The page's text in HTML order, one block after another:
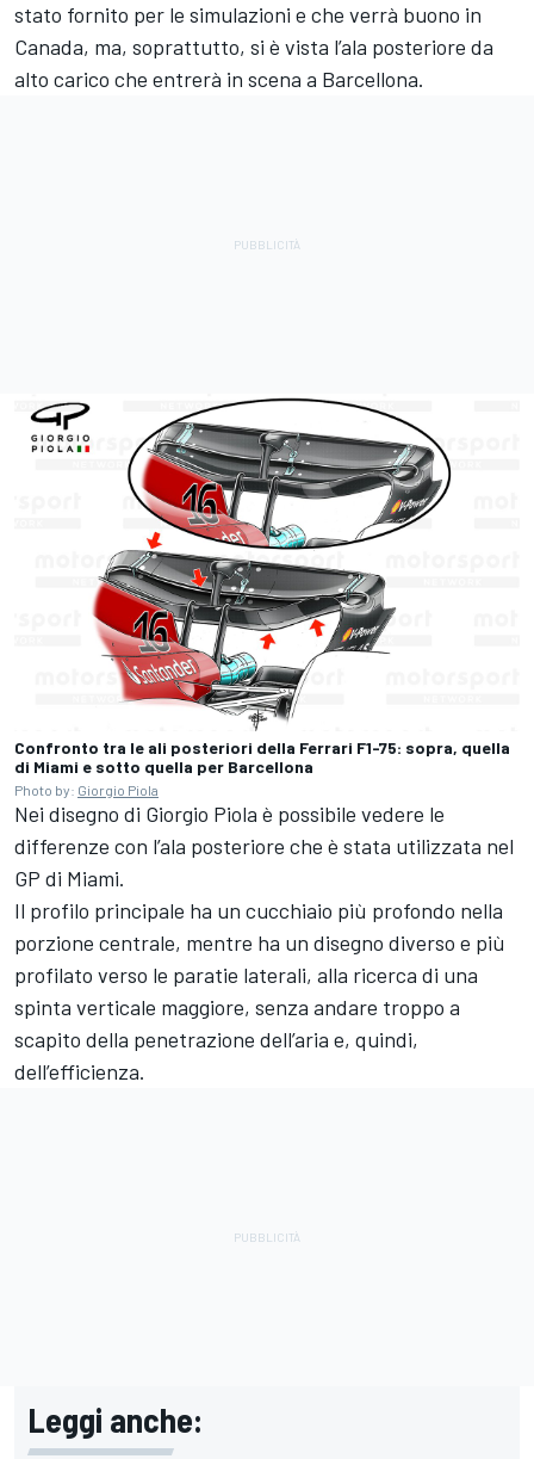
stato fornito per le simulazioni e che verrà buono in
Canada, ma, soprattutto, si è vista l’ala posteriore da
alto carico che entrerà in scena a Barcellona.
Confronto tra le ali posteriori della Ferrari F1-75: sopra, quella
di Miami e sotto quella per Barcellona
Photo by: Giorgio Piola
Nei disegno di Giorgio Piola è possibile vedere le
differenze con l’ala posteriore che è stata utilizzata nel
GP di Miami.
Il profilo principale ha un cucchiaio più profondo nella
porzione centrale, mentre ha un disegno diverso e più
profilato verso le paratie laterali, alla ricerca di una
spinta verticale maggiore, senza andare troppo a
scapito della penetrazione dell’aria e, quindi,
dell’efficienza.
Leggi anche: